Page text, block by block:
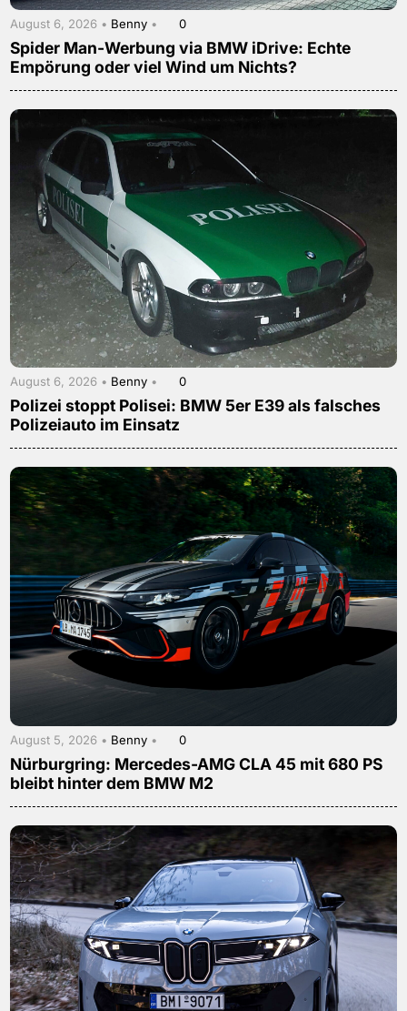
August 6, 2026 • Benny • 0
Spider Man-Werbung via BMW iDrive: Echte
Empörung oder viel Wind um Nichts?
August 6, 2026 • Benny • 0
Polizei stoppt Polisei: BMW 5er E39 als falsches
Polizeiauto im Einsatz
August 5, 2026 • Benny • 0
Nürburgring: Mercedes-AMG CLA 45 mit 680 PS
bleibt hinter dem BMW M2